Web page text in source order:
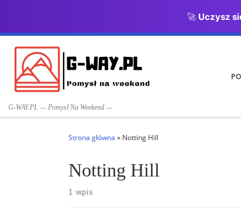
🚀 Uczysz
G-WAY.PL — Pomysł Na Weekend —
Strona główna » Notting Hill
Notting Hill
1 wpis